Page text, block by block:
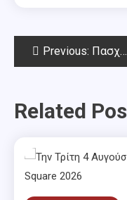
PostPrevious: Πασχαλινό Όπεν Chess Square – 7ος γύρος & απονομές
Related